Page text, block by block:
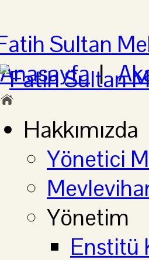
Anasayfa|
Hakkımızda
Yönetici
Yönetim
Enstitü